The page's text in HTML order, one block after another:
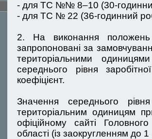
- для ТС №№ 8–10 (30-
- для ТС № 22 (36-годинний
2. На виконання
запропоновані за
територіальними
середнього рівня
коефіцієнт.
Значення середнього
територіальним одиницям
офіційному сайті
області (із заокругленням до 1